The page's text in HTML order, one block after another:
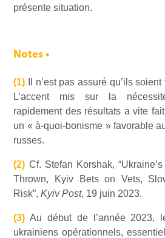
présente situation.
Notes •
(1) Il n’est pas assuré qu’ils
L’accent mis sur la
rapidement des résultats a vite
un « à-quoi-bonisme » favorable
russes.
(2) Cf. Stefan Korshak,
Thrown, Kyiv Bets on Vets,
Risk”,Kyiv Post, 19 juin 2023.
(3) Au début de l’année 2023,
ukrainiens opérationnels,